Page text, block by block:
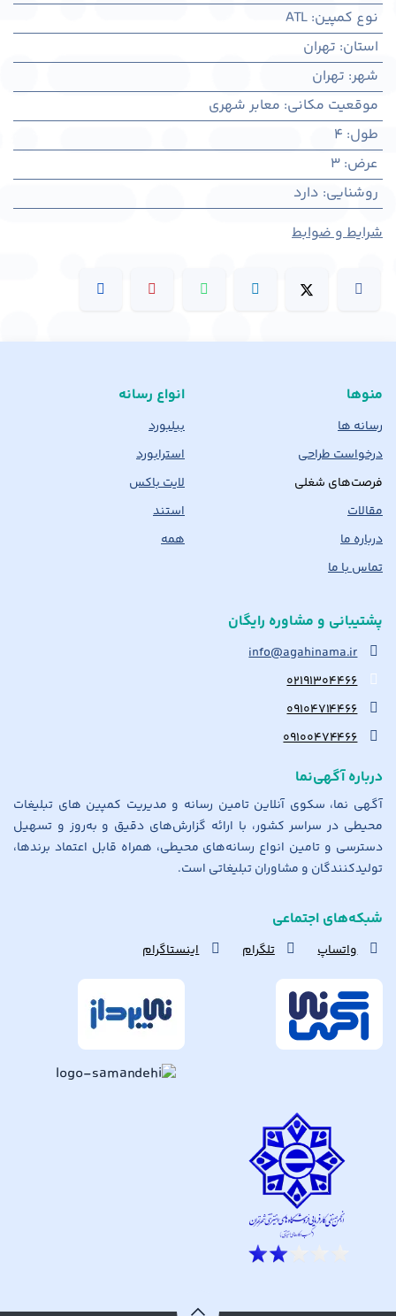
نوع کمپین:
ATL
استان: تهران
شهر: تهران
موقعیت مکانی: معابر شهری
طول:
4
عرض:
3
روشنایی: دارد
شرایط و ضوابط
منوها
رسانه ها
درخواست طراحی
فرصت‌های شغلی
مقالات
درباره ما
تماس با ما
انواع رسانه
بیلبورد
استرابورد
لایت باکس
استند
همه
پشتیبانی و مشاوره رایگان
info@agahinama.ir
۰۲۱۹۱۳۰۴۴۶۶
۰۹۱۰۴۷۱۴۴۶۶
۰۹۱۰۰۴۷۴۴۶۶
درباره آگهی‌نما
آگهی نما، سکوی آنلاین تامین رسانه و مدیریت کمپین های تبلیغات
محیطی در سراسر کشور، با ارائه گزارش‌های دقیق و به‌روز و تسهیل
دسترسی و تامین انواع رسانه‌های محیطی، همراه قابل اعتماد برندها،
تولیدکنندگان و مشاوران تبلیغاتی است.
شبکه‌های اجتماعی
واتساپ تلگرام اینستاگرام